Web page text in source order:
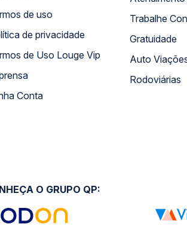
Termos de uso
Política de privacidade
Termos de Uso Louge Vip
Minha Conta
Trabalhe
Gratuidade
Auto
Rodoviárias
O GRUPO QP: